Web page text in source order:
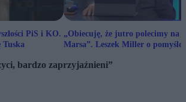
PiS i KO.
Tuska
„Obiecuję, że jutro polecimy na
Marsa”. Leszek Miller o pomyśle
bardzo zaprzyjaźnieni”